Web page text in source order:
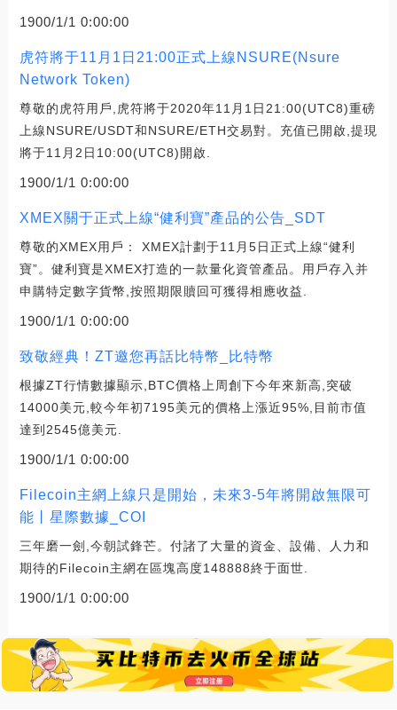
1900/1/1 0:00:00
虎符將于11月1日21:00正式上線NSURE(Nsure
Network Token)
尊敬的虎符用戶,虎符將于2020年11月1日21:00(UTC8)重磅
上線NSURE/USDT和NSURE/ETH交易對。充值已開啟,提現
將于11月2日10:00(UTC8)開啟.
1900/1/1 0:00:00
XMEX關于正式上線“健利寶”產品的公告_SDT
尊敬的XMEX用戶： XMEX計劃于11月5日正式上線“健利
寶”。健利寶是XMEX打造的一款量化資管產品。用戶存入并
申購特定數字貨幣,按照期限贖回可獲得相應收益.
1900/1/1 0:00:00
致敬經典！ZT邀您再話比特幣_比特幣
根據ZT行情數據顯示,BTC價格上周創下今年來新高,突破
14000美元,較今年初7195美元的價格上漲近95%,目前市值
達到2545億美元.
1900/1/1 0:00:00
Filecoin主網上線只是開始，未來3-5年將開啟無限可
能丨星際數據_COI
三年磨一劍,今朝試鋒芒。付諸了大量的資金、設備、人力和
期待的Filecoin主網在區塊高度148888終于面世.
1900/1/1 0:00:00